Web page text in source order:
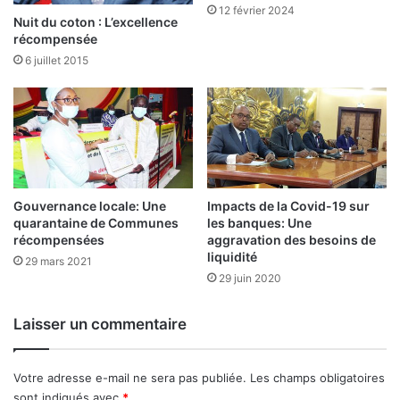
n
s
d
é
n
u
r
i
e
2
2
m
l
i
a
r
d
s
F
C
F
e
u
v
Nuit du coton : L’excellence
récompensée
6 juillet 2015
12 février 2024
Gouvernance locale: Une
quarantaine de Communes
récompensées
29 mars 2021
Impacts de la Covid-19 sur
les banques: Une
aggravation des besoins de
liquidité
29 juin 2020
Laisser un commentaire
Votre adresse e-mail ne sera pas publiée. Les champs obligatoires